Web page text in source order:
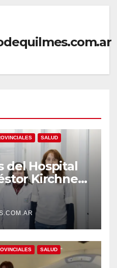
SALUD
del Hospital
Kirchner
cerebral y las
SALUD